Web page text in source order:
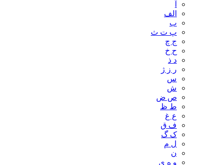
الف
ب
پ ت ث
ج چ
ح خ
د ذ
ر ز ژ
س
ش
ص ض
ط ظ
ع غ
ف ق
ک گ
ل م
ن
و ه ی